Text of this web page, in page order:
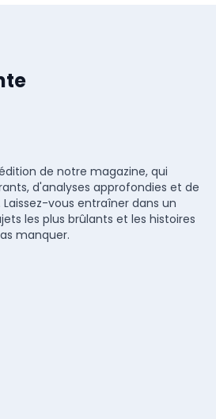
de notre magazine, qui
d'analyses approfondies et de
vous entraîner dans un
les plus brûlants et les histoires
manquer.